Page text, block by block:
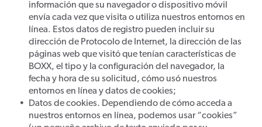
información que su navegador o dispositivo móvil
envía cada vez que visita o utiliza nuestros entornos en
línea. Estos datos de registro pueden incluir su
dirección de Protocolo de Internet, la dirección de las
páginas web que visitó que tenían características de
BOXX, el tipo y la configuración del navegador, la
fecha y hora de su solicitud, cómo usó nuestros
entornos en línea y datos de cookies;
Datos de cookies. Dependiendo de cómo acceda a
nuestros entornos en línea, podemos usar “cookies”